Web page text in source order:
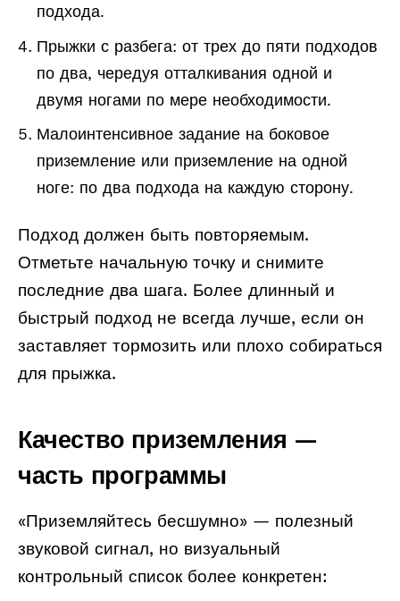
подхода.
Прыжки с разбега: от трех до пяти подходов
по два, чередуя отталкивания одной и
двумя ногами по мере необходимости.
Малоинтенсивное задание на боковое
приземление или приземление на одной
ноге: по два подхода на каждую сторону.
Подход должен быть повторяемым.
Отметьте начальную точку и снимите
последние два шага. Более длинный и
быстрый подход не всегда лучше, если он
заставляет тормозить или плохо собираться
для прыжка.
Качество приземления —
часть программы
«Приземляйтесь бесшумно» — полезный
звуковой сигнал, но визуальный
контрольный список более конкретен: